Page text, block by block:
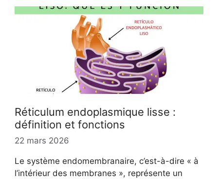
Réticulum endoplasmique lisse :
définition et fonctions
22 mars 2026
Le système endomembranaire, c’est-à-dire « à
l’intérieur des membranes », représente un